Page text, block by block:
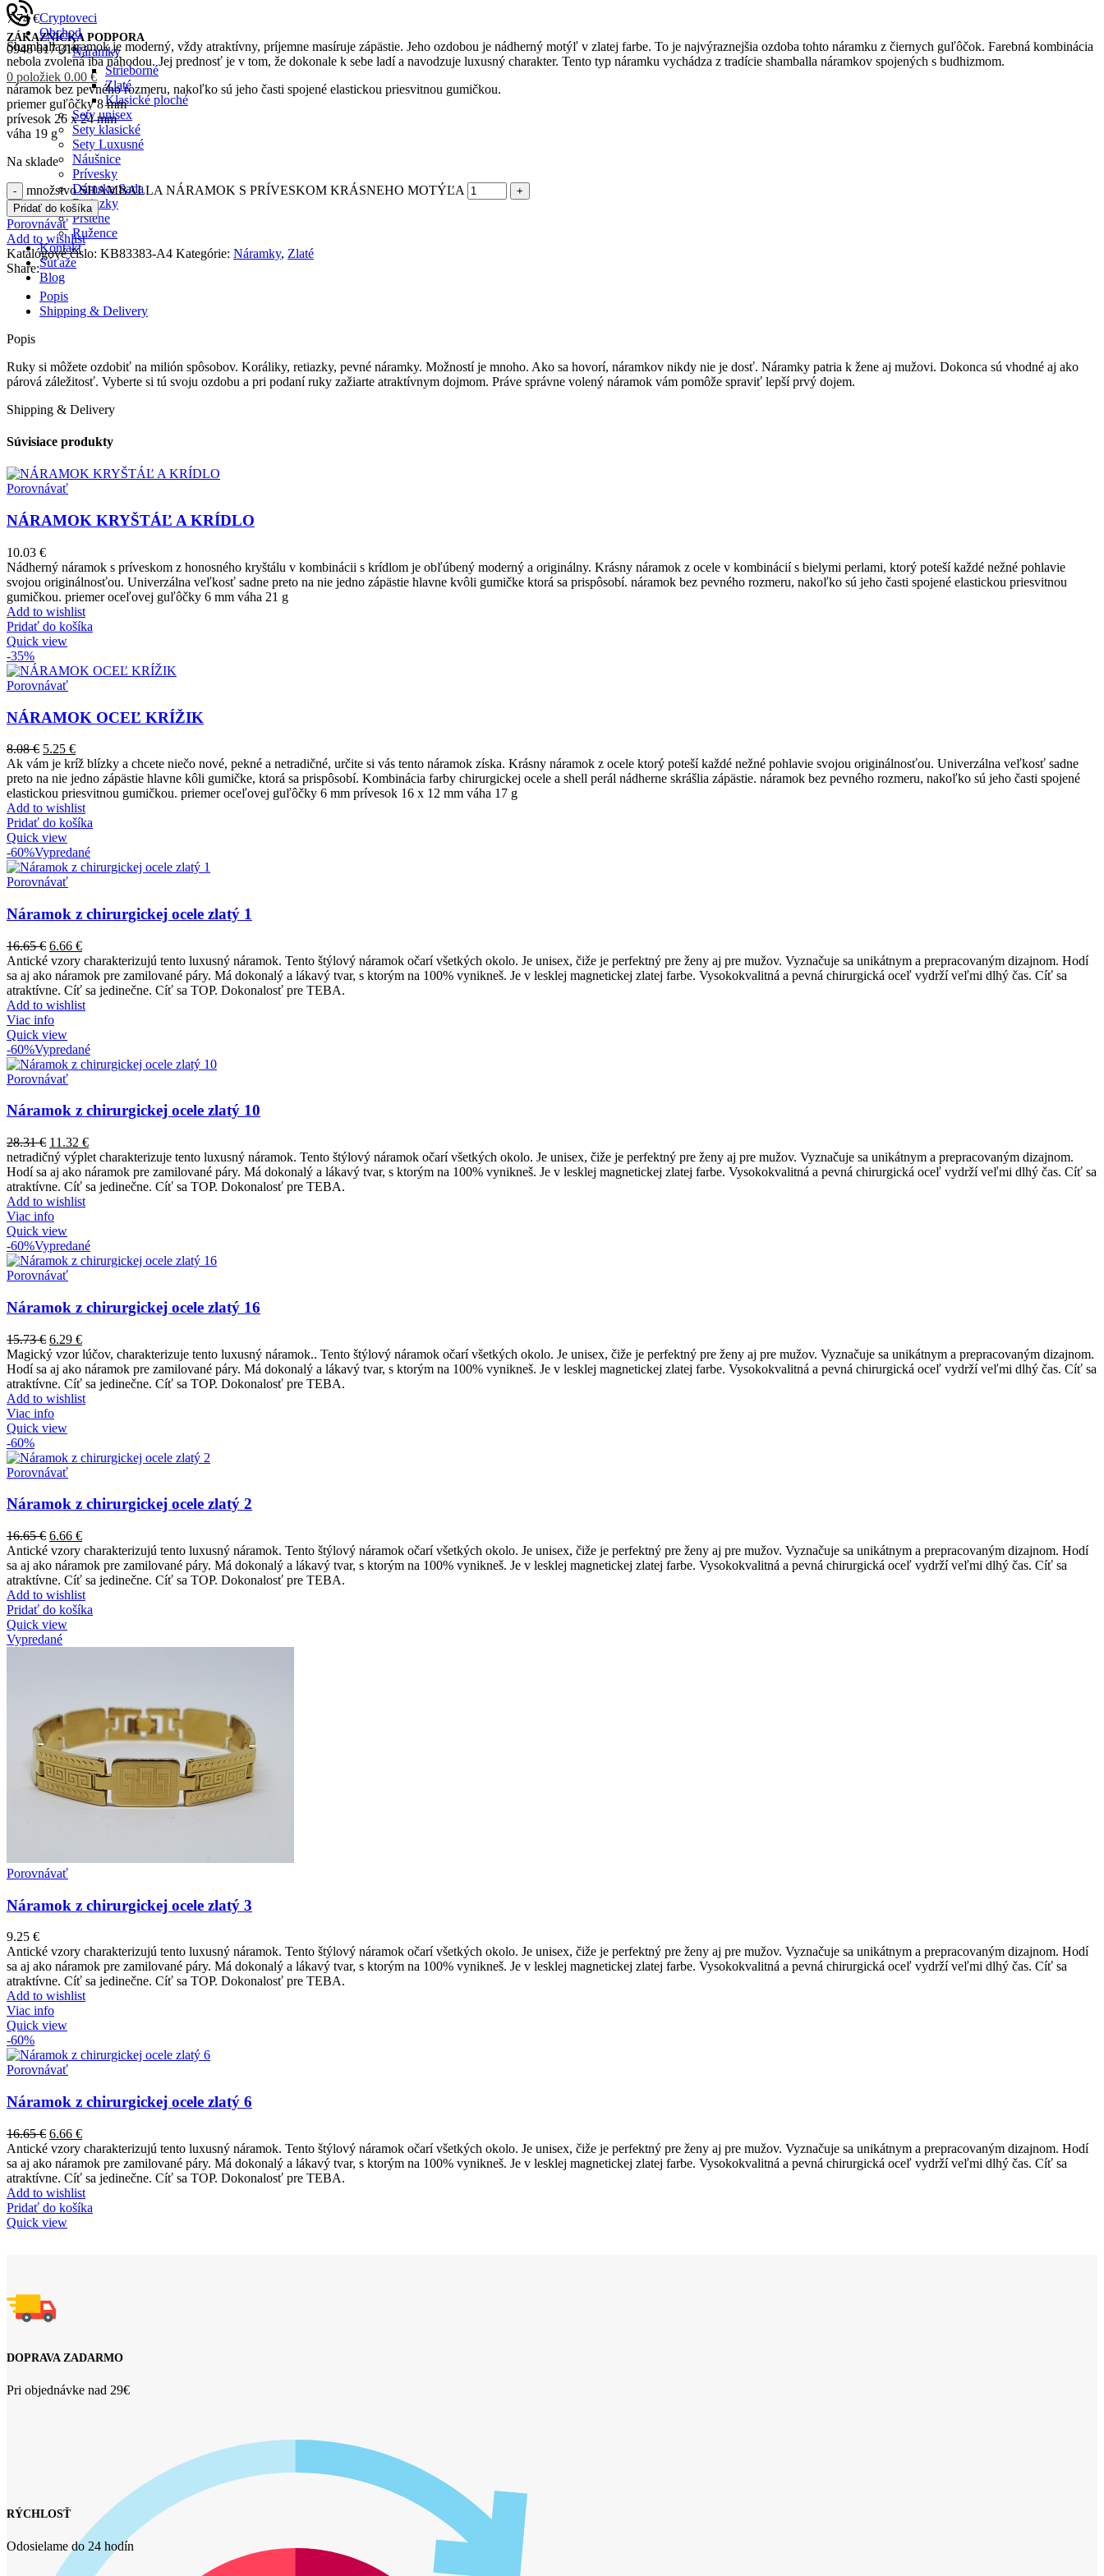
ZÁKAZNÍCKA PODPORA
0948 617 316
0 položiek 0.00 €
Cryptoveci
Obchod
Náramky
Strieborné
Zlaté
Klasické ploché
Sety unisex
Sety klasické
Sety Luxusné
Náušnice
Prívesky
Dámska Sada
Retiazky
Prstene
Ružence
Kontakt
Súťaže
Blog
Prihlásenie / Registrácia
Želania
0 Porovnávať
7.74€
Shamballa náramok je moderný, vždy atraktívny, príjemne masíruje zápästie. Jeho ozdobou je nádherný motýľ v zlatej farbe. To je najvýraznejšia ozdoba tohto náramku z čiernych guľôčok. Farebná kombinácia
nebola zvolená iba náhodou. Jej prednosť je v tom, že dokonale k sebe ladí a navodzuje luxusný charakter. Tento typ náramku vychádza z tradície shamballa náramkov spojených s budhizmom.
náramok bez pevného rozmeru, nakoľko sú jeho časti spojené elastickou priesvitnou gumičkou.
priemer guľôčky 8 mm
prívesok 26 x 24 mm
váha 19 g
Na sklade
množstvo SHAMBALLA NÁRAMOK S PRÍVESKOM KRÁSNEHO MOTÝĽA
Pridať do košíka
Porovnávať
Add to wishlist
Katalógové číslo: KB83383-A4 Kategórie: Náramky, Zlaté
Share:
Popis
Shipping & Delivery
Popis
Ruky si môžete ozdobiť na milión spôsobov. Koráliky, retiazky, pevné náramky. Možností je mnoho. Ako sa hovorí, náramkov nikdy nie je dosť. Náramky patria k žene aj mužovi. Dokonca sú vhodné aj ako
párová záležitosť. Vyberte si tú svoju ozdobu a pri podaní ruky zažiarte atraktívnym dojmom. Práve správne volený náramok vám pomôže spraviť lepší prvý dojem.
Shipping & Delivery
Súvisiace produkty
Porovnávať
NÁRAMOK KRYŠTÁĽ A KRÍDLO
10.03 €
Nádherný náramok s príveskom z honosného kryštálu v kombinácii s krídlom je obľúbený moderný a originálny. Krásny náramok z ocele v kombinácií s bielymi perlami, ktorý poteší každé nežné pohlavie
svojou originálnosťou. Univerzálna veľkosť sadne preto na nie jedno zápästie hlavne kvôli gumičke ktorá sa prispôsobí. náramok bez pevného rozmeru, nakoľko sú jeho časti spojené elastickou priesvitnou
gumičkou. priemer oceľovej guľôčky 6 mm váha 21 g
Add to wishlist
Pridať do košíka
Quick view
-35%
Porovnávať
NÁRAMOK OCEĽ KRÍŽIK
8.08€ 5.25 €
Ak vám je kríž blízky a chcete niečo nové, pekné a netradičné, určite si vás tento náramok získa. Krásny náramok z ocele ktorý poteší každé nežné pohlavie svojou originálnosťou. Univerzálna veľkosť sadne
preto na nie jedno zápästie hlavne kôli gumičke, ktorá sa prispôsobí. Kombinácia farby chirurgickej ocele a shell perál nádherne skrášlia zápästie. náramok bez pevného rozmeru, nakoľko sú jeho časti spojené
elastickou priesvitnou gumičkou. priemer oceľovej guľôčky 6 mm prívesok 16 x 12 mm váha 17 g
Add to wishlist
Pridať do košíka
Quick view
-60%Vypredané
Porovnávať
Náramok z chirurgickej ocele zlatý 1
16.65€ 6.66 €
Antické vzory charakterizujú tento luxusný náramok. Tento štýlový náramok očarí všetkých okolo. Je unisex, čiže je perfektný pre ženy aj pre mužov. Vyznačuje sa unikátnym a prepracovaným dizajnom. Hodí
sa aj ako náramok pre zamilované páry. Má dokonalý a lákavý tvar, s ktorým na 100% vynikneš. Je v lesklej magnetickej zlatej farbe. Vysokokvalitná a pevná chirurgická oceľ vydrží veľmi dlhý čas. Cíť sa
atraktívne. Cíť sa jedinečne. Cíť sa TOP. Dokonalosť pre TEBA.
Add to wishlist
Viac info
Quick view
-60%Vypredané
Porovnávať
Náramok z chirurgickej ocele zlatý 10
28.31€ 11.32 €
netradičný výplet charakterizuje tento luxusný náramok. Tento štýlový náramok očarí všetkých okolo. Je unisex, čiže je perfektný pre ženy aj pre mužov. Vyznačuje sa unikátnym a prepracovaným dizajnom.
Hodí sa aj ako náramok pre zamilované páry. Má dokonalý a lákavý tvar, s ktorým na 100% vynikneš. Je v lesklej magnetickej zlatej farbe. Vysokokvalitná a pevná chirurgická oceľ vydrží veľmi dlhý čas. Cíť sa
atraktívne. Cíť sa jedinečne. Cíť sa TOP. Dokonalosť pre TEBA.
Add to wishlist
Viac info
Quick view
-60%Vypredané
Porovnávať
Náramok z chirurgickej ocele zlatý 16
15.73€ 6.29 €
Magický vzor lúčov, charakterizuje tento luxusný náramok.. Tento štýlový náramok očarí všetkých okolo. Je unisex, čiže je perfektný pre ženy aj pre mužov. Vyznačuje sa unikátnym a prepracovaným dizajnom.
Hodí sa aj ako náramok pre zamilované páry. Má dokonalý a lákavý tvar, s ktorým na 100% vynikneš. Je v lesklej magnetickej zlatej farbe. Vysokokvalitná a pevná chirurgická oceľ vydrží veľmi dlhý čas. Cíť sa
atraktívne. Cíť sa jedinečne. Cíť sa TOP. Dokonalosť pre TEBA.
Add to wishlist
Viac info
Quick view
-60%
Porovnávať
Náramok z chirurgickej ocele zlatý 2
16.65€ 6.66 €
Antické vzory charakterizujú tento luxusný náramok. Tento štýlový náramok očarí všetkých okolo. Je unisex, čiže je perfektný pre ženy aj pre mužov. Vyznačuje sa unikátnym a prepracovaným dizajnom. Hodí
sa aj ako náramok pre zamilované páry. Má dokonalý a lákavý tvar, s ktorým na 100% vynikneš. Je v lesklej magnetickej zlatej farbe. Vysokokvalitná a pevná chirurgická oceľ vydrží veľmi dlhý čas. Cíť sa
atraktívne. Cíť sa jedinečne. Cíť sa TOP. Dokonalosť pre TEBA.
Add to wishlist
Pridať do košíka
Quick view
Vypredané
Porovnávať
Náramok z chirurgickej ocele zlatý 3
9.25 €
Antické vzory charakterizujú tento luxusný náramok. Tento štýlový náramok očarí všetkých okolo. Je unisex, čiže je perfektný pre ženy aj pre mužov. Vyznačuje sa unikátnym a prepracovaným dizajnom. Hodí
sa aj ako náramok pre zamilované páry. Má dokonalý a lákavý tvar, s ktorým na 100% vynikneš. Je v lesklej magnetickej zlatej farbe. Vysokokvalitná a pevná chirurgická oceľ vydrží veľmi dlhý čas. Cíť sa
atraktívne. Cíť sa jedinečne. Cíť sa TOP. Dokonalosť pre TEBA.
Add to wishlist
Viac info
Quick view
-60%
Porovnávať
Náramok z chirurgickej ocele zlatý 6
16.65€ 6.66 €
Antické vzory charakterizujú tento luxusný náramok. Tento štýlový náramok očarí všetkých okolo. Je unisex, čiže je perfektný pre ženy aj pre mužov. Vyznačuje sa unikátnym a prepracovaným dizajnom. Hodí
sa aj ako náramok pre zamilované páry. Má dokonalý a lákavý tvar, s ktorým na 100% vynikneš. Je v lesklej magnetickej zlatej farbe. Vysokokvalitná a pevná chirurgická oceľ vydrží veľmi dlhý čas. Cíť sa
atraktívne. Cíť sa jedinečne. Cíť sa TOP. Dokonalosť pre TEBA.
Add to wishlist
Pridať do košíka
Quick view
DOPRAVA ZADARMO
Pri objednávke nad 29€
RÝCHLOSŤ
Odosielame do 24 hodín